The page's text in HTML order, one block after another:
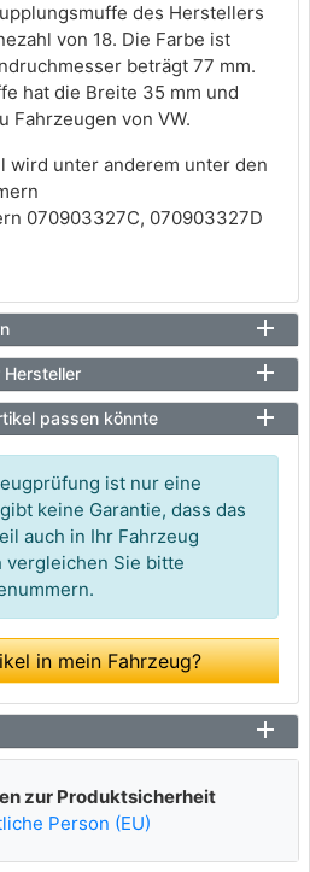
des Herstellers
von 18. Die Farbe ist
beträgt 77 mm.
hat die Breite 35 mm und
Fahrzeugen von VW.
wird unter anderem unter den
070903327C, 070903327D
Hersteller
passen könnte
ist nur eine
keine Garantie, dass das
auch in Ihr Fahrzeug
vergleichen Sie bitte
in mein Fahrzeug?
zur Produktsicherheit
Person (EU)